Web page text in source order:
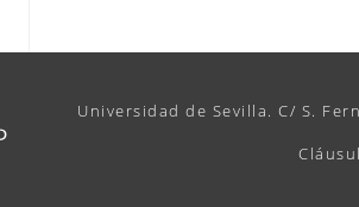
Universidad de Sevilla. C/ S.